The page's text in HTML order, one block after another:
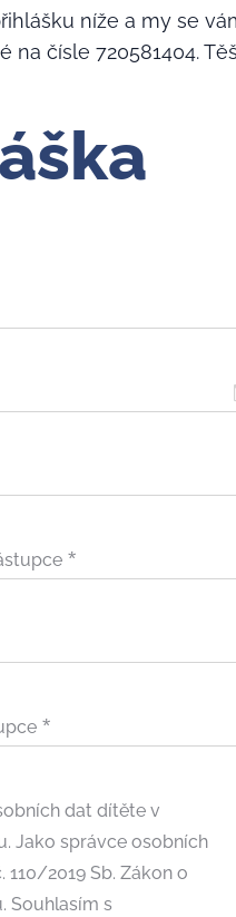
níže a my se
čísle 720581404.
dat dítěte v
Jako správce osobních
2019 Sb. Zákon o
Souhlasím s